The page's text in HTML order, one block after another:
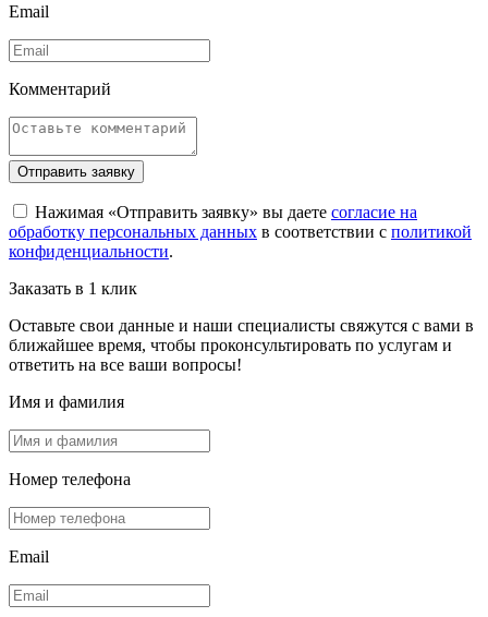
Email
Комментарий
Отправить заявку
Нажимая «Отправить заявку» вы даете согласие на
обработку персональных данных в соответствии с политикой
конфиденциальности.
Заказать в 1 клик
Оставьте свои данные и наши специалисты свяжутся с вами в
ближайшее время, чтобы проконсультировать по услугам и
ответить на все ваши вопросы!
Имя и фамилия
Номер телефона
Email